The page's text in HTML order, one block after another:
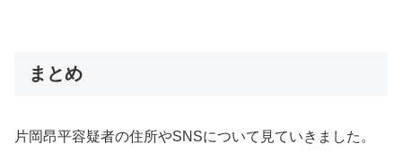
まとめ
片岡昂平容疑者の住所やSNSについて見ていきました。